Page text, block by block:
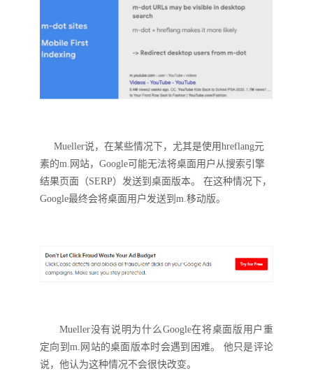
Mueller说，在某些情况下，尤其是使用hreflang元
素的m. 网站， Google可能无法将桌面用户从搜索引擎
结果页面（SERP）发送到桌面版本。 在这种情况下，
Google最终会将桌面用户发送到 m. 移动版。
Mueller没有说明为什么Google在将桌面版 用户重
定向到 m. 网站的桌面版本时会遇到困难。
他只是评论
说，他认为这种情况不会很快改变。